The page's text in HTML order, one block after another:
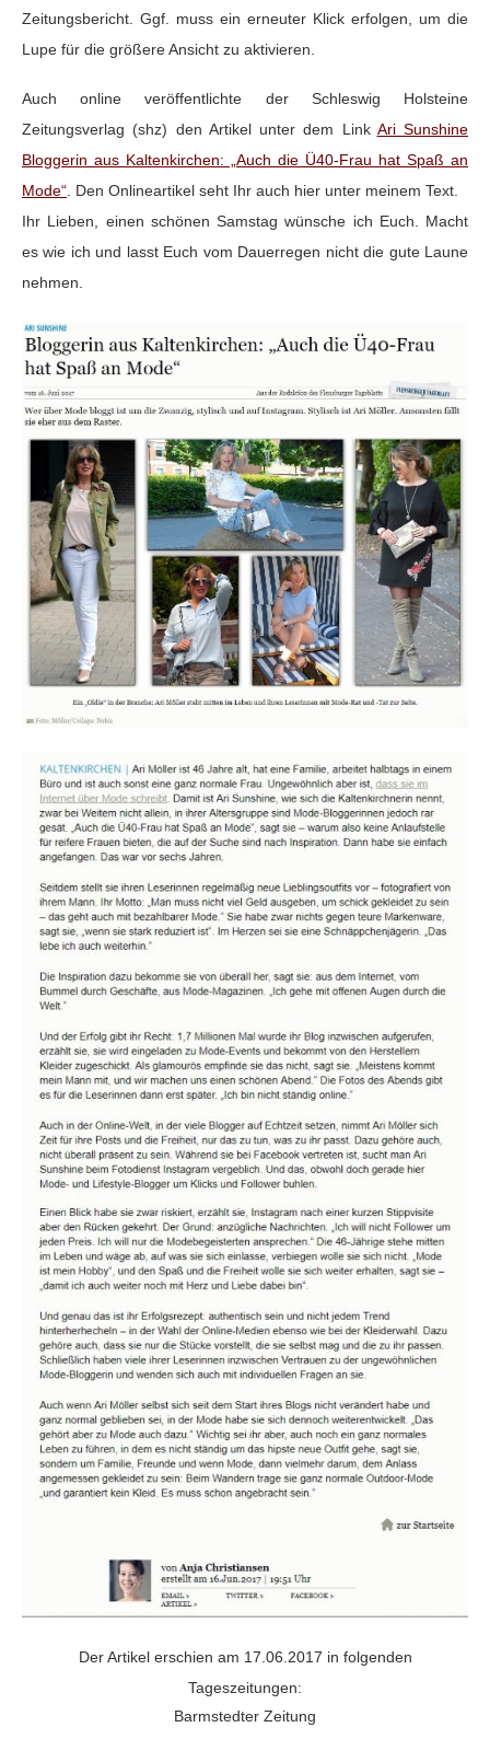
Zeitungsbericht. Ggf. muss ein erneuter Klick erfolgen, um die
Lupe für die größere Ansicht zu aktivieren.
Auch online veröffentlichte der Schleswig Holsteine
Zeitungsverlag (shz) den Artikel unter dem Link Ari Sunshine
Bloggerin aus Kaltenkirchen: „Auch die Ü40-Frau hat Spaß an
Mode“ . Den Onlineartikel seht Ihr auch hier unter meinem Text.
Ihr Lieben, einen schönen Samstag wünsche ich Euch. Macht
es wie ich und lasst Euch vom Dauerregen nicht die gute Laune
nehmen.
Der Artikel erschien am 17.06.2017 in folgenden
Tageszeitungen:
Barmstedter Zeitung